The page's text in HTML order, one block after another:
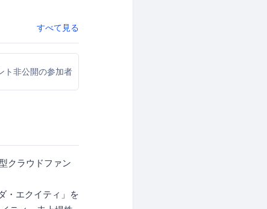
すべて見る
ト非公開の参加者
クラウドファン
・エクイティ」を